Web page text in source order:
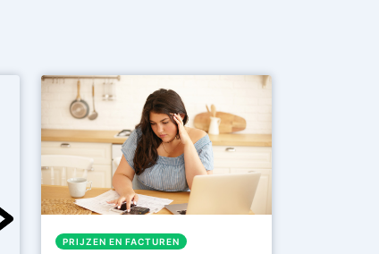
PRIJZEN EN FACTUREN